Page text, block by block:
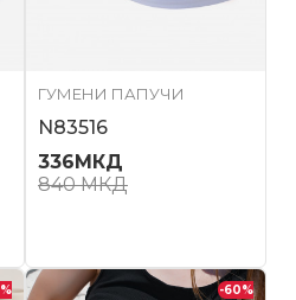
ГУМЕНИ ПАПУЧИ
N83516
336 МКД
840МКД
% -60%